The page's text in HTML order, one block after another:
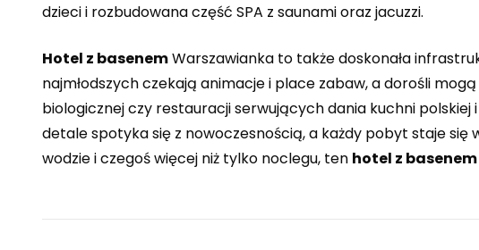
dzieci i rozbudowana część SPA z saunami oraz jacuzzi.
Hotel z basenemWarszawianka to także doskonała
najmłodszych czekają animacje i place zabaw, a dorośli
biologicznej czy restauracji serwujących dania kuchni
detale spotyka się z nowoczesnością, a każdy pobyt staje się
wodzie i czegoś więcej niż tylko noclegu, ten hotel z basenem